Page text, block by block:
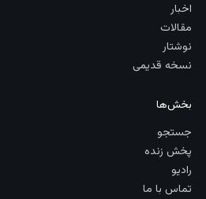
اخبار
مقالات
نوشتار
نسخه قدیمی
بخش‌ها
جستجو
پخش زنده
رادیو
تماس با ما